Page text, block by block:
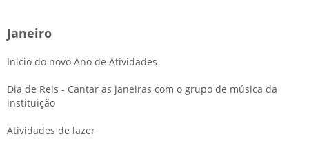
Janeiro
Início do novo Ano de Atividades
Dia de Reis - Cantar as janeiras com o grupo de música da
instituição
Atividades de lazer